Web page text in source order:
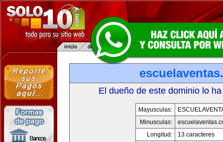
El dueño de este dominio lo
Mayusculas:
Minusculas:
Longitud:
13 caracteres